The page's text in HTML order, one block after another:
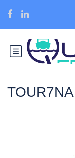
TOUR7NA